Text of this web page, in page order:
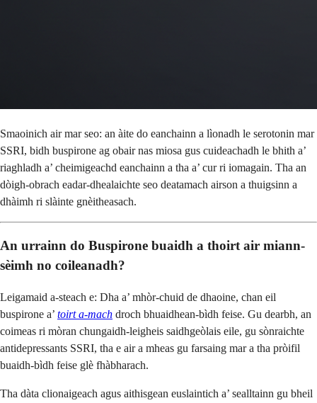
Smaoinich air mar seo: an àite do eanchainn a lìonadh le serotonin mar
SSRI, bidh buspirone ag obair nas miosa gus cuideachadh le bhith a’
riaghladh a’ cheimigeachd eanchainn a tha a’ cur ri iomagain. Tha an
dòigh-obrach eadar-dhealaichte seo deatamach airson a thuigsinn a
dhàimh ri slàinte gnèitheasach.
An urrainn do Buspirone buaidh a thoirt air miann-
sèimh no coileanadh?
Leigamaid a-steach e: Dha a’ mhòr-chuid de dhaoine, chan eil
buspirone a’ toirt a-mach droch bhuaidhean-bìdh feise. Gu dearbh, an
coimeas ri mòran chungaidh-leigheis saidhgeòlais eile, gu sònraichte
antidepressants SSRI, tha e air a mheas gu farsaing mar a tha pròifil
buaidh-bìdh feise glè fhàbharach.
Tha dàta clionaigeach agus aithisgean euslaintich a’ sealltainn gu bheil